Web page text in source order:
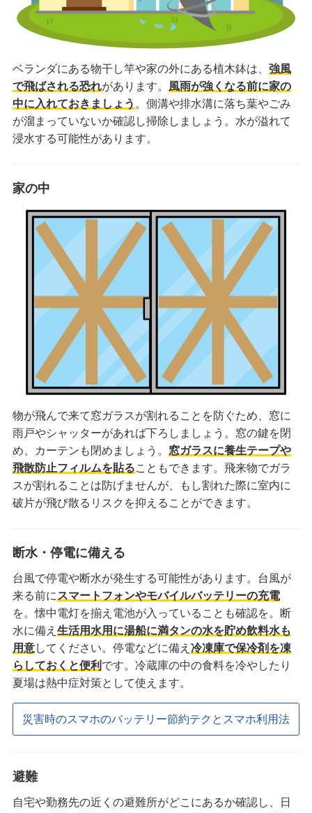
ベランダにある物干し竿や家の外にある植木鉢は、 強風
で飛ばされる恐れがあります。 風雨が強くなる前に家の
中に入れておきましょう 。側溝や排水溝に落ち葉やごみ
が溜まっていないか確認し掃除しましょう。水が溢れて
浸水する可能性があります。
家の中
物が飛んで来て窓ガラスが割れることを防ぐため、窓に
雨戸やシャッターがあれば下ろしましょう。窓の鍵を閉
め、カーテンも閉めましょう。 窓ガラスに養生テープや
飛散防止フィルムを貼ることもできます。飛来物でガラ
スが割れることは防げませんが、もし割れた際に室内に
破片が飛び散るリスクを抑えることができます。
断水・停電に備える
台風で停電や断水が発生する可能性があります。台風が
来る前に スマートフォンやモバイルバッテリーの充電
を。懐中電灯を揃え電池が入っていることも確認を。断
水に備え 生活用水用に湯船に満タンの水を貯め飲料水も
用意してください。停電などに備え 冷凍庫で保冷剤を凍
らしておくと便利 です。冷蔵庫の中の食料を冷やしたり
夏場は熱中症対策として使えます。
災害時のスマホのバッテリー節約テクとスマホ利用法
避難
自宅や勤務先の近くの避難所がどこにあるか確認し、日